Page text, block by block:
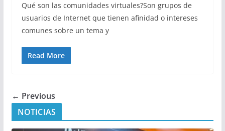
Qué son las comunidades virtuales?Son grupos de
usuarios de Internet que tienen afinidad o intereses
comunes sobre un tema y
Read More
← Previous
NOTICIAS